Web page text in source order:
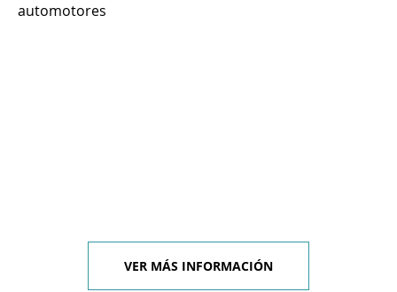
automotores
VER MÁS INFORMACIÓN